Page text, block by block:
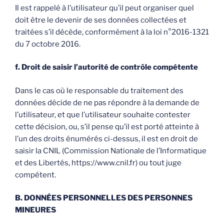
Il est rappelé à l’utilisateur qu’il peut organiser quel
doit être le devenir de ses données collectées et
traitées s’il décède, conformément à la loi n°2016-1321
du 7 octobre 2016.
f. Droit de saisir l’autorité de contrôle compétente
Dans le cas où le responsable du traitement des
données décide de ne pas répondre à la demande de
l’utilisateur, et que l’utilisateur souhaite contester
cette décision, ou, s’il pense qu’il est porté atteinte à
l’un des droits énumérés ci-dessus, il est en droit de
saisir la CNIL (Commission Nationale de l’Informatique
et des Libertés, https://www.cnil.fr) ou tout juge
compétent.
B. DONNÉES PERSONNELLES DES PERSONNES
MINEURES